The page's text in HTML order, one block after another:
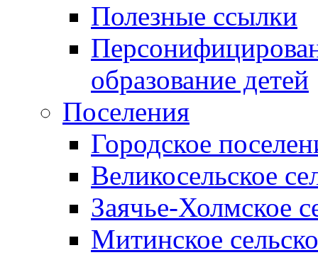
Полезные ссылки
образование детей
Поселения
Городское
Великосельское
Заячье-Холмское
Митинское